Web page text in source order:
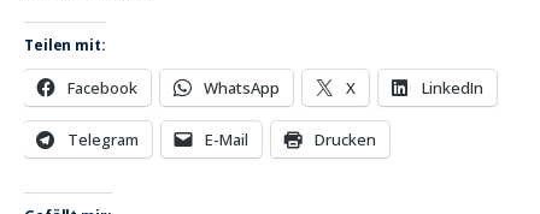
Teilen mit:
Facebook WhatsApp X LinkedIn
Telegram E-Mail Drucken